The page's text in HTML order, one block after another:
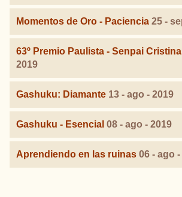
Momentos de Oro - Paciencia 25 -
63º Premio Paulista - Senpai Cristina
2019
Gashuku: Diamante 13 - ago - 2019
Gashuku - Esencial 08 - ago - 2019
Aprendiendo en las ruinas 06 - ago